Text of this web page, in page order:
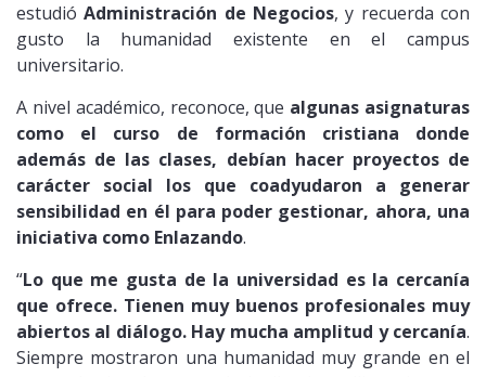
estudióAdministración de Negocios, y recuerda con
gusto la humanidad existente en el campus
universitario.
A nivel académico, reconoce, que algunas asignaturas
como el curso de formación cristiana donde
además de las clases, debían hacer proyectos de
carácter social los que coadyudaron a generar
sensibilidad en él para poder gestionar, ahora, una
iniciativa como Enlazando.
“Lo que me gusta de la universidad es la cercanía
que ofrece. Tienen muy buenos profesionales muy
abiertos al diálogo. Hay mucha amplitud y cercanía.
Siempre mostraron una humanidad muy grande en el